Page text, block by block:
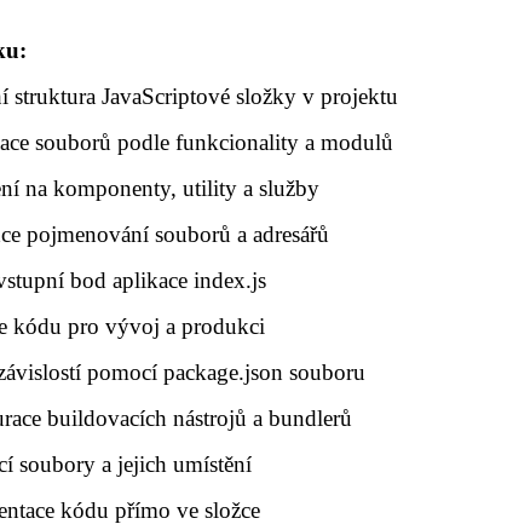
struktura JavaScriptové složky v projektu
souborů podle funkcionality a modulů
na komponenty, utility a služby
pojmenování souborů a adresářů
bod aplikace index.js
kódu pro vývoj a produkci
pomocí package.json souboru
buildovacích nástrojů a bundlerů
soubory a jejich umístění
kódu přímo ve složce